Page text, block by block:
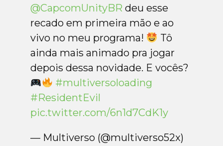
@CapcomUnityBR deu esse
recado em primeira mão e ao
vivo no meu programa!
Tô
ainda mais animado pra jogar
depois dessa novidade. E vocês?
#multiversoloading
#ResidentEvil
pic.twitter.com/6n1d7CdK1y
— Multiverso (@multiverso52x)